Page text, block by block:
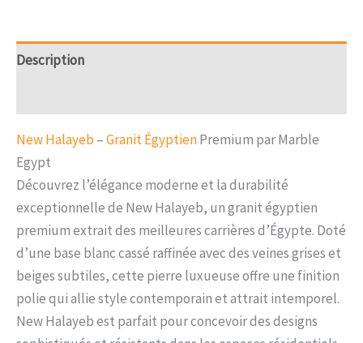
Description
New Halayeb –Granit ÉgyptienPremium par Marble
Egypt
Découvrez l’élégance moderne et la durabilité
exceptionnelle de New Halayeb, un granit égyptien
premium extrait des meilleures carrières d’Égypte. Doté
d’une base blanc cassé raffinée avec des veines grises et
beiges subtiles, cette pierre luxueuse offre une finition
polie qui allie style contemporain et attrait intemporel.
New Halayeb est parfait pour concevoir des designs